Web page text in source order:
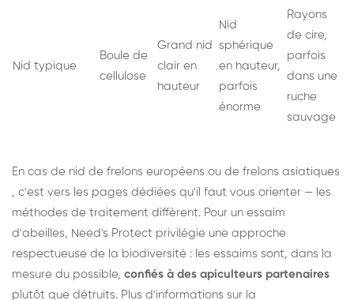
Nid typique
Boule de
cellulose
Grand nid
clair en
hauteur
Nid
sphérique
en hauteur,
parfois
énorme
Rayons
de cire,
parfois
dans une
ruche
sauvage
En cas de nid de frelons européens ou de frelons asiatiques
, c'est vers les pages dédiées qu'il faut vous orienter — les
méthodes de traitement diffèrent. Pour un essaim
d'abeilles, Need's Protect privilégie une approche
respectueuse de la biodiversité : les essaims sont, dans la
mesure du possible, confiés à des apiculteurs partenaires
plutôt que détruits. Plus d'informations sur la